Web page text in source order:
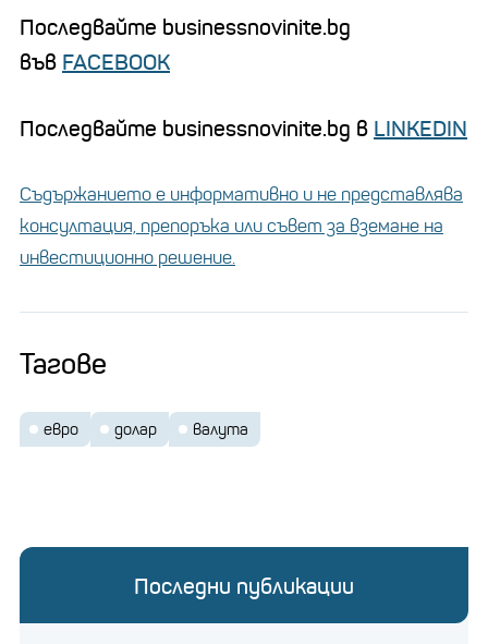
Последвайте businessnovinite.bg
във FACEBOOK
Последвайте businessnovinite.bg в LINKEDIN
Съдържанието е информативно и не представлява
консултация, препоръка или съвет за вземане на
инвестиционно решение.
Тагове
евро долар валута
Последни публикации